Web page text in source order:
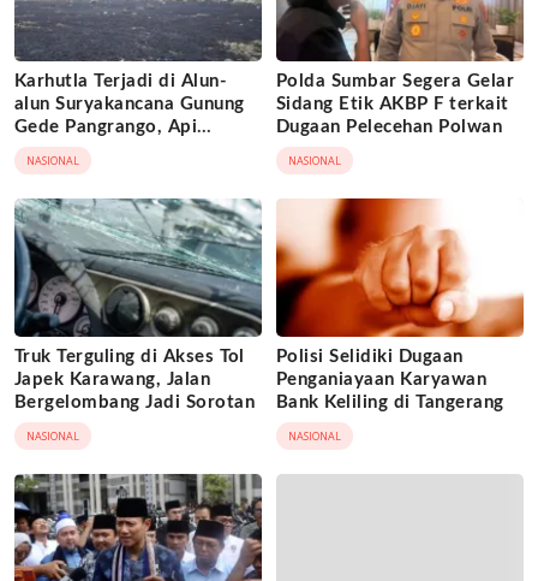
Karhutla Terjadi di Alun-
alun Suryakancana Gunung
Gede Pangrango, Api
Berhasil Dipadamka
NASIONAL
Polda Sumbar Segera Gelar
Sidang Etik AKBP F terkait
Dugaan Pelecehan Polwan
NASIONAL
Truk Terguling di Akses Tol
Japek Karawang, Jalan
Bergelombang Jadi Sorotan
NASIONAL
Polisi Selidiki Dugaan
Penganiayaan Karyawan
Bank Keliling di Tangerang
NASIONAL